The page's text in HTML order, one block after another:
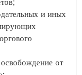
и иных
от